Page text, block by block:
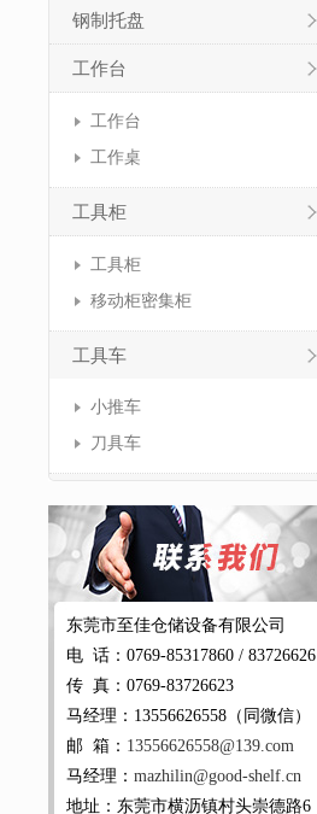
钢制托盘
工作台
工作台
工作桌
工具柜
工具柜
移动柜密集柜
工具车
小推车
刀具车
东莞市至佳仓储设备有限公司
电 话：0769-85317860 / 83726626
传 真：0769-83726623
马经理：13556626558（同微信）
邮 箱： 13556626558@139.com
马经理： mazhilin@good-shelf.cn
地址：东莞市横沥镇村头崇德路6